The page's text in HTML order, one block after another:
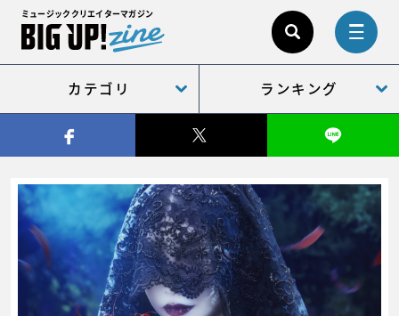
ミュージッククリエイターマガジン
カテゴリ ランキング